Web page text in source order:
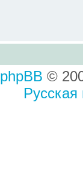
phpBB ©